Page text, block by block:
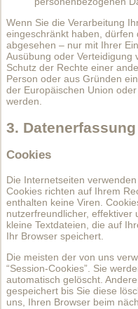
Wenn Sie die Verarbeitung
eingeschränkt haben, dürfen
abgesehen – nur mit Ihrer
Ausübung oder Verteidigung
Schutz der Rechte einer
Person oder aus Gründen
der Europäischen Union
werden.
3.
Cookies
Die Internetseiten
Cookies richten auf Ihrem
enthalten keine Viren.
nutzerfreundlicher, effektiver
kleine Textdateien, die auf
Ihr Browser speichert.
Die meisten der von uns
“Session-Cookies”. Sie
automatisch gelöscht.
gespeichert bis Sie diese
uns, Ihren Browser beim